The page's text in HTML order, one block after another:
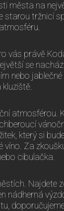
města na
starou tržnicí
vás právě
se
nebo jablečné
atmosférou.
který si
Za
cibulačka.
Najdete
nádherná